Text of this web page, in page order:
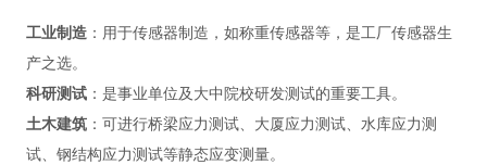
工业制造：用于传感器制造，如称重传感器等，是工厂传感器生
产之选。
科研测试：是事业单位及大中院校研发测试的重要工具。
土木建筑：可进行桥梁应力测试、大厦应力测试、水库应力测
试、钢结构应力测试等静态应变测量。